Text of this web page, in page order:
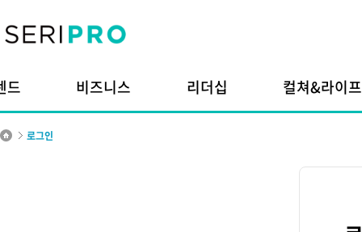
드 비즈니스 리더십 컬쳐&라이프
로그인